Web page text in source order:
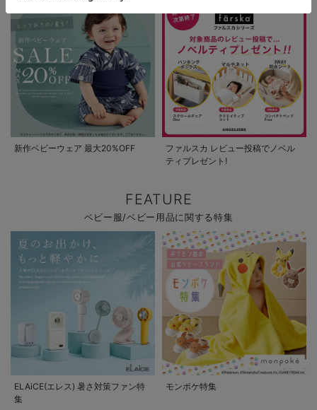
新作ベビーウェア 最大20%OFF
ファルスカ レビュー投稿でノベル
ティプレゼント!
FEATURE
ベビー服/ベビー用品に関する特集
ELAiCE(エレス) 暑さ対策ファン特
集
モンポケ特集